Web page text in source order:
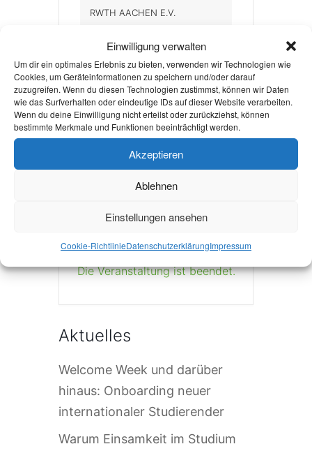
Einwilligung verwalten
Um dir ein optimales Erlebnis zu bieten, verwenden wir Technologien wie
Cookies, um Geräteinformationen zu speichern und/oder darauf
zuzugreifen. Wenn du diesen Technologien zustimmst, können wir Daten
wie das Surfverhalten oder eindeutige IDs auf dieser Website verarbeiten.
Wenn du deine Einwilligung nicht erteilst oder zurückziehst, können
bestimmte Merkmale und Funktionen beeinträchtigt werden.
Akzeptieren
Ablehnen
Einstellungen ansehen
Cookie-RichtlinieDatenschutzerklärungImpressum
RWTH AACHEN E.V.
+ Zu Google Kalender hinzufügen
+ iCal / Outlook export
Die Veranstaltung ist beendet.
Aktuelles
Welcome Week und darüber
hinaus: Onboarding neuer
internationaler Studierender
Warum Einsamkeit im Studium